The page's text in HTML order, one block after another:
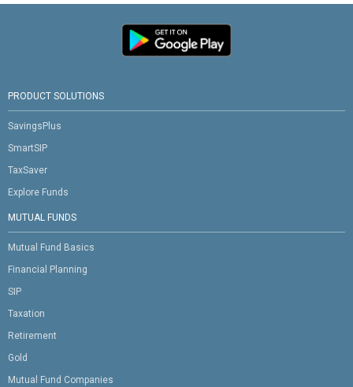
PRODUCT SOLUTIONS
SavingsPlus
SmartSIP
TaxSaver
Explore Funds
MUTUAL FUNDS
Mutual Fund Basics
Financial Planning
SIP
Taxation
Retirement
Gold
Mutual Fund Companies